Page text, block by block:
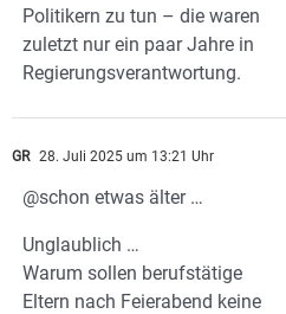
Politikern zu tun – die waren
zuletzt nur ein paar Jahre in
Regierungsverantwortung.
GR 28. Juli 2025 um 13:21 Uhr
@schon etwas älter …
Unglaublich …
Warum sollen berufstätige
Eltern nach Feierabend keine